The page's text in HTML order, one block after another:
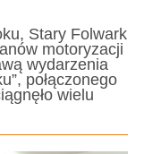
Stary Folwark
motoryzacji
wydarzenia
połączonego
wielu